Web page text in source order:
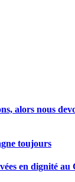
alors nous
toujours
en dignité